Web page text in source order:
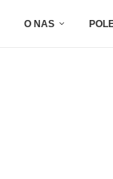
O NAS